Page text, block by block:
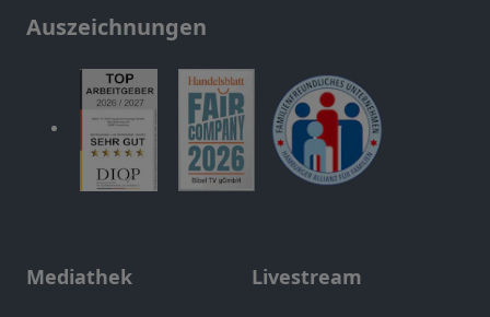
Auszeichnungen
Mediathek Livestream